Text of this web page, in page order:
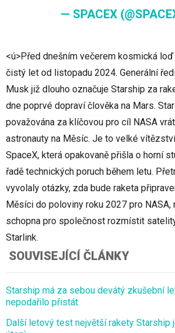
— SPACEX
<ú>Před dnešním večerem kosmická
čistý let od listopadu 2024. Generální
Musk již dlouho označuje Starship za
dne poprvé dopraví člověka na Mars.
považována za klíčovou pro cíl NASA
astronauty na Měsíc. Je to velké
SpaceX, která opakovaně přišla o horní
řadě technických poruch během letu.
vyvolaly otázky, zda bude raketa
Měsíci do poloviny roku 2027 pro NASA,
schopna pro společnost rozmístit
Starlink.
SOUVISEJÍCÍ ČLÁNKY
Starship má za sebou devátý zkušební
nepodařilo přistát
Další letový test největší rakety Starship